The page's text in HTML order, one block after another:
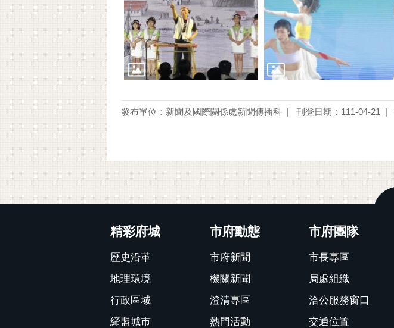
發布單位：新聞及國際關係處新聞傳播科 刊登日期：111-04-21
精彩府城
歷史沿革
地理環境
行政區域
締盟城市
市府動態
市府新聞
機關新聞
澄清專區
熱門活動
市府團隊
市長專區
局處組織
洽公服務窗口
交通位置